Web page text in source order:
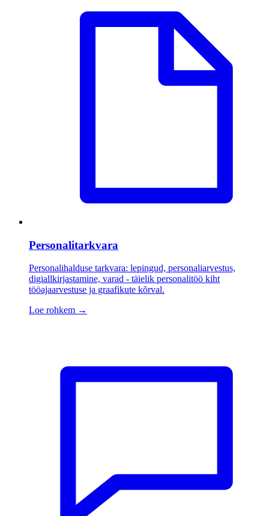
Personalitarkvara
Personalihalduse tarkvara: lepingud, personaliarvestus,
digiallkirjastamine, varad - täielik personalitöö kiht
tööajaarvestuse ja graafikute kõrval.
Loe rohkem →